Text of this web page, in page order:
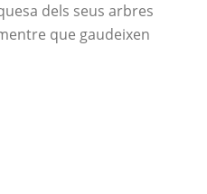
dels seus arbres
que gaudeixen